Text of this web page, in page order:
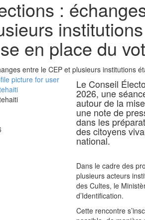
:
en place du
Le Conseil
2026, une
autour de la
une note de
dans les
des citoyens
national.
Dans le cadre des
plusieurs acteurs
des Cultes, le
d’Identification.
Cette rencontre